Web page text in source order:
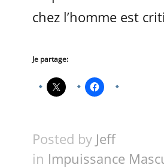
chez l’homme est
Je partage:
Posted by Jeff
in Impuissance